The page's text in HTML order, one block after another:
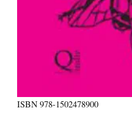
ISBN 978-1502478900